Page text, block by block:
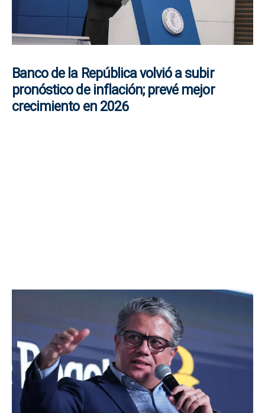
Banco de la República volvió a subir
pronóstico de inflación; prevé mejor
crecimiento en 2026